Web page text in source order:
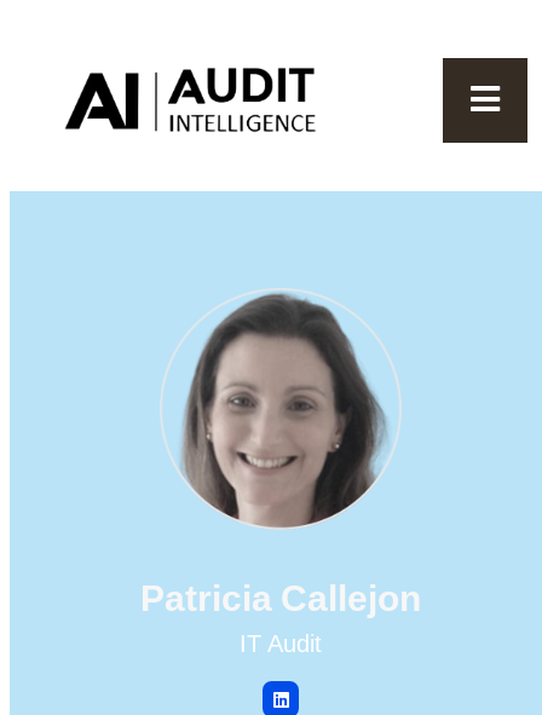
Patricia Callejon
IT Audit